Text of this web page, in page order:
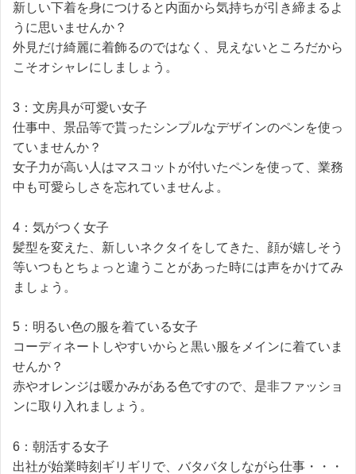
新しい下着を身につけると内面から気持ちが引き締まるよ
うに思いませんか？
外見だけ綺麗に着飾るのではなく、見えないところだから
こそオシャレにしましょう。
3：文房具が可愛い女子
仕事中、景品等で貰ったシンプルなデザインのペンを使っ
ていませんか？
女子力が高い人はマスコットが付いたペンを使って、業務
中も可愛らしさを忘れていませんよ。
4：気がつく女子
髪型を変えた、新しいネクタイをしてきた、顔が嬉しそう
等いつもとちょっと違うことがあった時には声をかけてみ
ましょう。
5：明るい色の服を着ている女子
コーディネートしやすいからと黒い服をメインに着ていま
せんか？
赤やオレンジは暖かみがある色ですので、是非ファッショ
ンに取り入れましょう。
6：朝活する女子
出社が始業時刻ギリギリで、バタバタしながら仕事・・・